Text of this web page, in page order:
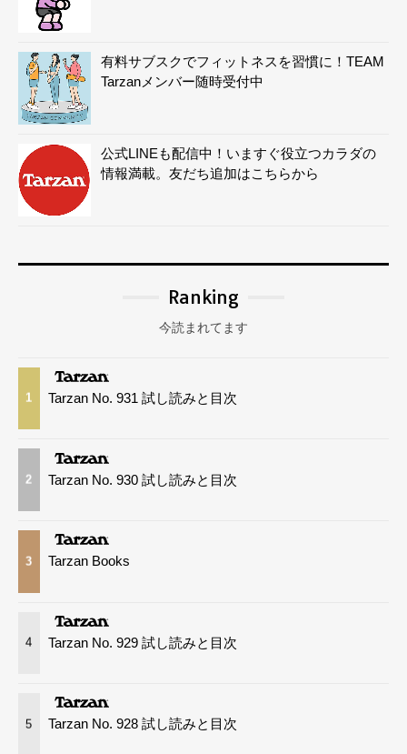
有料サブスクでフィットネスを習慣に！TEAM
Tarzanメンバー随時受付中
公式LINEも配信中！いますぐ役立つカラダの
情報満載。友だち追加はこちらから
Ranking
今読まれてます
1 Tarzan No. 931 試し読みと目次
2 Tarzan No. 930 試し読みと目次
3 Tarzan Books
4 Tarzan No. 929 試し読みと目次
5 Tarzan No. 928 試し読みと目次